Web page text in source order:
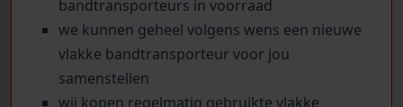
bandtransporteurs in voorraad
we kunnen geheel volgens wens een nieuwe
vlakke bandtransporteur voor jou
samenstellen
wij kopen regelmatig gebruikte vlakke